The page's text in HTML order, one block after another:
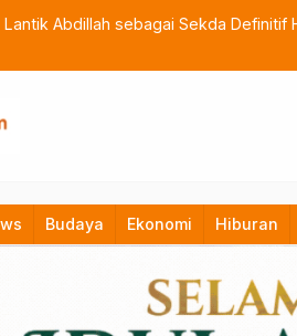
Abdillah sebagai Sekda Definitif
Budaya Ekonomi Hiburan